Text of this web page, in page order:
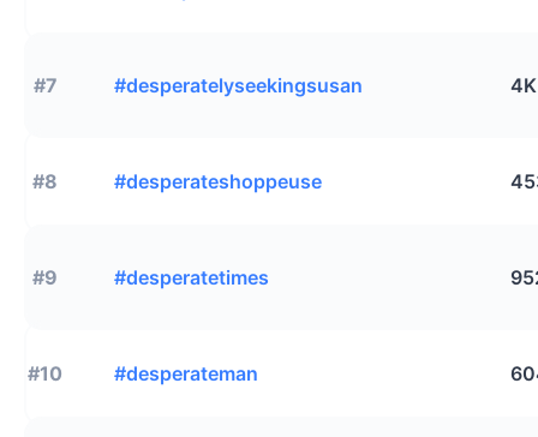
#7 #desperatelyseekingsusan 4K
#8 #desperateshoppeuse
#9 #desperatetimes
#10 #desperateman